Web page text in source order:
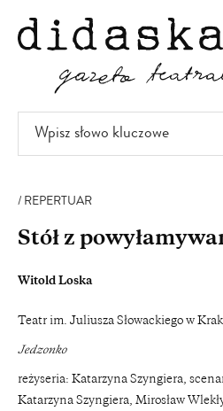
DO
TREŚCI
Wpisz
słowo
REPERTUAR
Stół z
Witold Loska
Teatr im. Juliusza Słowackiego w
Jedzonko
reżyseria: Katarzyna Szyngiera,
Katarzyna Szyngiera, Mirosław